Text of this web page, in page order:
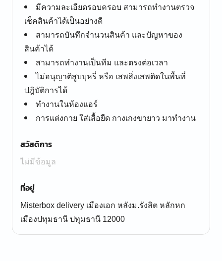
มีความละเอียดรอบครอบ สามารถทำงานตรวจ
เช็คสินค้าได้เป็นอย่างดี
สามารถบันทึกจำนวนสินค้า และปัญหาของ
สินค้าได้
สามารถทำงานเป็นทีม และตรงต่อเวลา
ไม่อนุญาติสูบบุหรี่ หรือ เสพสิ่งเสพติดในพื้นที่
ปฎิบัติการได้
ทำงานในห้องแอร์
การแต่งกาย ใส่เสื้อยืด กางเกงขายาว มาทำงาน
สวัสดิการ
ไม่มีข้อมูล
ที่อยู่
Misterbox delivery เมืองเอก หลังม.รังสิต หลักหก
เมืองปทุมธานี ปทุมธานี 12000